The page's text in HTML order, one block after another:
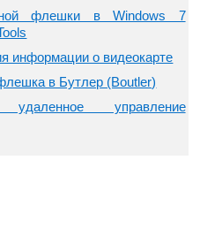
флешки в Windows 7
информации о видеокарте
в Бутлер (Boutler)
управление